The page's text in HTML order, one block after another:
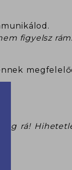
figyelsz
rá!